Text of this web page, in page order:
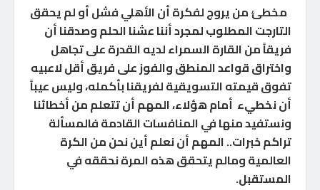
مخطئ من يروج لفكرة أن الأهلي فشل أو لم يحقق
التارجت المطلوب لمجرد أننا عشنا الحلم وصدقنا أن
فريقاً من القارة السمراء لديه القدرة على تجاهل
واختراق قواعد المنطق والفوز على فريق أقل لاعبيه
تفوق قيمته التسويقية لفريقنا بأكمله، وليس عيباً
أن نخطيء أمام هؤلاء، المهم أن تتعلم من أخطائنا
ونستفيد منها في المنافسات القادمة فالمسألة
تراكم خبرات.. المهم أن نعلم أين نحن من الكرة
العالمية ومالم يتحقق هذه المرة نحققه في
المستقبل.